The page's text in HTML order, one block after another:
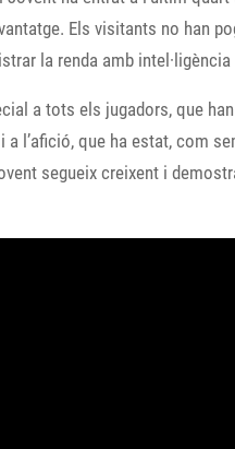
Els visitants no han
la renda amb
a tots els jugadors, que
a l’afició, que ha estat, com
segueix creixent i